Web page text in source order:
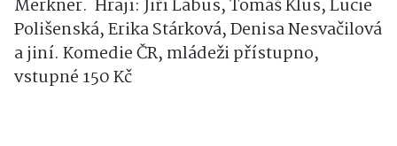
Merkner. Hrají: Jiří Lábus, Tomáš Klus, Lucie
Polišenská, Erika Stárková, Denisa Nesvačilová
a jiní. Komedie ČR, mládeži přístupno,
vstupné 150 Kč